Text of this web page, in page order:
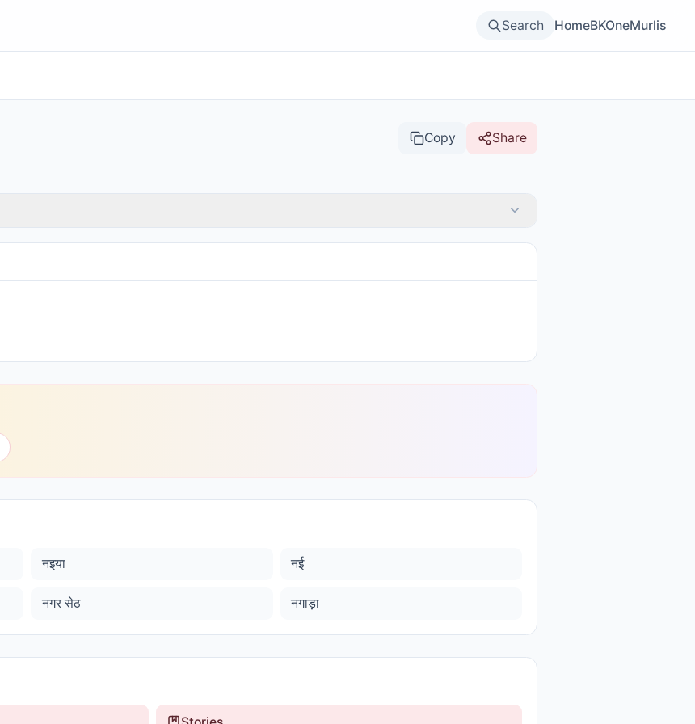
Search HomeBKOneMurlis
Copy Share
नइया नई
नगर सेठ नगाड़ा